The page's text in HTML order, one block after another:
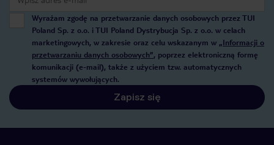
Wyrażam zgodę na przetwarzanie danych osobowych przez TUI
Poland Sp. z o.o. i TUI Poland Dystrybucja Sp. z o.o. w celach
marketingowych, w zakresie oraz celu wskazanym w „Informacji o
przetwarzaniu danych osobowych”, poprzez elektroniczną formę
komunikacji (e-mail), także z użyciem tzw. automatycznych
systemów wywołujących.
Zapisz się